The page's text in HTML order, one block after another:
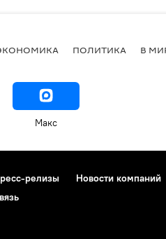
ПОЛИТИКА В
Макс
релизы Новости компаний